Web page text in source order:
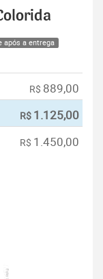
após a entrega
R$ 889,00
R$ 1.125,00
R$ 1.450,00